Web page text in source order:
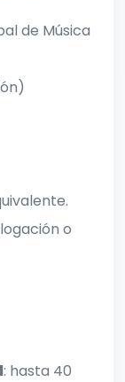
de Música
o
: hasta 40